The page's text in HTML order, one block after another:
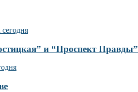
и “Проспект Правды”